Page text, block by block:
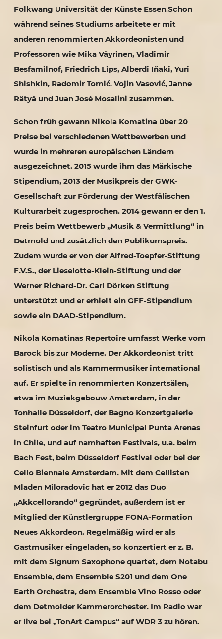
Folkwang Universität der Künste Essen.Schon
während seines Studiums arbeitete er mit
anderen renommierten Akkordeonisten und
Professoren wie Mika Väyrinen, Vladimir
Besfamilnof, Friedrich Lips, Alberdi Iñaki, Yuri
Shishkin, Radomir Tomić, Vojin Vasović, Janne
Rätyä und Juan José Mosalini zusammen.
Schon früh gewann Nikola Komatina über 20
Preise bei verschiedenen Wettbewerben und
wurde in mehreren europäischen Ländern
ausgezeichnet. 2015 wurde ihm das Märkische
Stipendium, 2013 der Musikpreis der GWK-
Gesellschaft zur Förderung der Westfälischen
Kulturarbeit zugesprochen. 2014 gewann er den 1.
Preis beim Wettbewerb „Musik & Vermittlung“ in
Detmold und zusätzlich den Publikumspreis.
Zudem wurde er von der Alfred-Toepfer-Stiftung
F.V.S., der Lieselotte-Klein-Stiftung und der
Werner Richard-Dr. Carl Dörken Stiftung
unterstützt und er erhielt ein GFF-Stipendium
sowie ein DAAD-Stipendium.
Nikola Komatinas Repertoire umfasst Werke vom
Barock bis zur Moderne. Der Akkordeonist tritt
solistisch und als Kammermusiker international
auf. Er spielte in renommierten Konzertsälen,
etwa im Muziekgebouw Amsterdam, in der
Tonhalle Düsseldorf, der Bagno Konzertgalerie
Steinfurt oder im Teatro Municipal Punta Arenas
in Chile, und auf namhaften Festivals, u.a. beim
Bach Fest, beim Düsseldorf Festival oder bei der
Cello Biennale Amsterdam. Mit dem Cellisten
Mladen Miloradovic hat er 2012 das Duo
„Akkcellorando“ gegründet, außerdem ist er
Mitglied der Künstlergruppe FONA-Formation
Neues Akkordeon. Regelmäßig wird er als
Gastmusiker eingeladen, so konzertiert er z. B.
mit dem Signum Saxophone quartet, dem Notabu
Ensemble, dem Ensemble S201 und dem One
Earth Orchestra, dem Ensemble Vino Rosso oder
dem Detmolder Kammerorchester. Im Radio war
er live bei „TonArt Campus“ auf WDR 3 zu hören.